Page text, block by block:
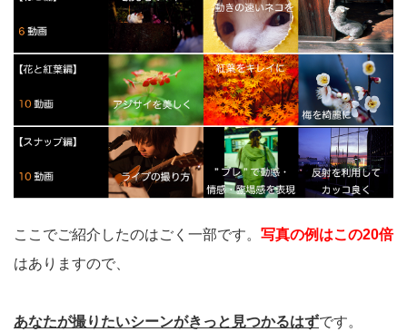
ここでご紹介したのはごく一部です。 写真の例はこの20倍
はありますので、
あなたが撮りたいシーンがきっと見つかるはずです。